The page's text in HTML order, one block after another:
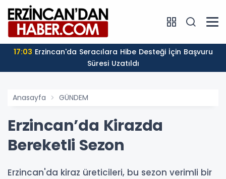
17:03
Süresi Uzatıldı
Anasayfa GÜNDEM
Erzincan’da Kirazda
Bereketli Sezon
Erzincan'da kiraz üreticileri, bu sezon verimli bir